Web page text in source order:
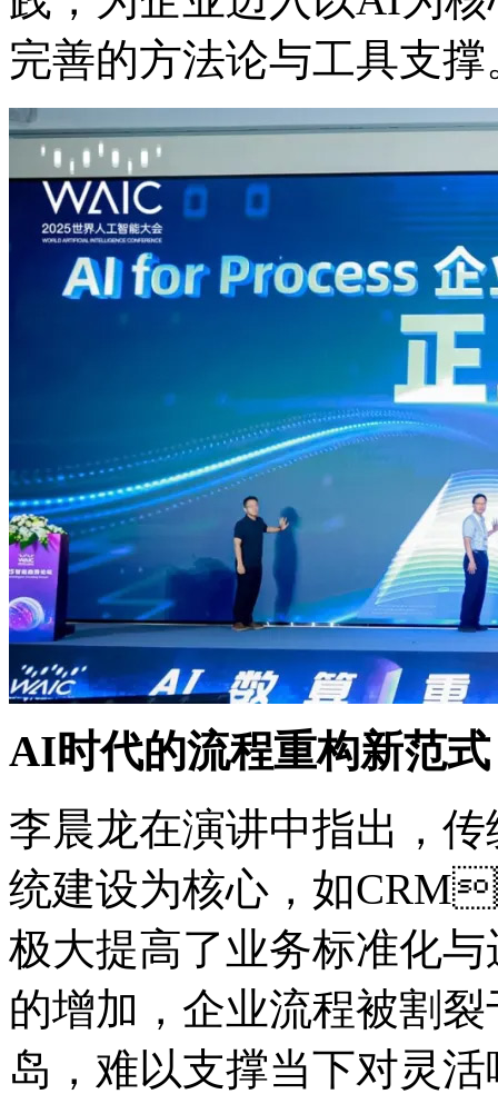
完善的方法论与工具支撑
AI时代的流程重构新范式
李晨龙在演讲中指出
统建设为核心，如
极大提高了业务标准化
的增加，企业流程被割
岛，难以支撑当下对灵